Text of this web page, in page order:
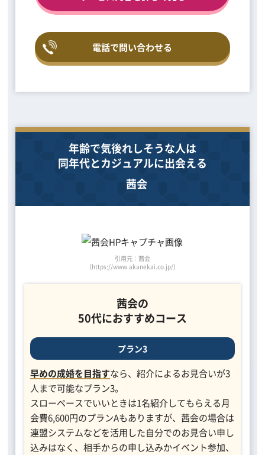
電話で問い合わせる
年齢で気後れしそうな人は
同年代とカジュアルに出会える
茜会
引用元：茜会
（https://www.akanekai.co.jp/）
茜会の
50代におすすめコース
プラン3
早めの成婚を目指すなら、紹介によるお見合いが3
人まで可能なプラン3。
スローペースでいいときは1名紹介してもらえる月
会費6,600円のプランAもありますが、茜会の場合は
連盟システムなどを活用した自分でのお見合い申し
込みはなく、相手からの申し込みかイベント参加、